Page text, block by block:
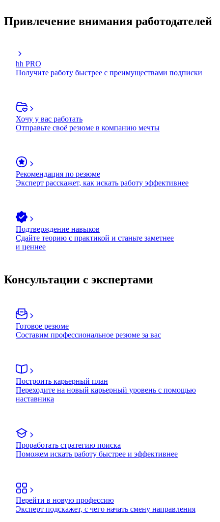
Привлечение внимания работодателей
hh PRO
Получите работу быстрее с преимуществами подписки
Хочу у вас работать
Отправьте своё резюме в компанию мечты
Рекомендация по резюме
Эксперт расскажет, как искать работу эффективнее
Подтверждение навыков
Сдайте теорию с практикой и станьте заметнее
и ценнее
Консультации с экспертами
Готовое резюме
Составим профессиональное резюме за вас
Построить карьерный план
Переходите на новый карьерный уровень с помощью
наставника
Проработать стратегию поиска
Поможем искать работу быстрее и эффективнее
Перейти в новую профессию
Эксперт подскажет, с чего начать смену направления